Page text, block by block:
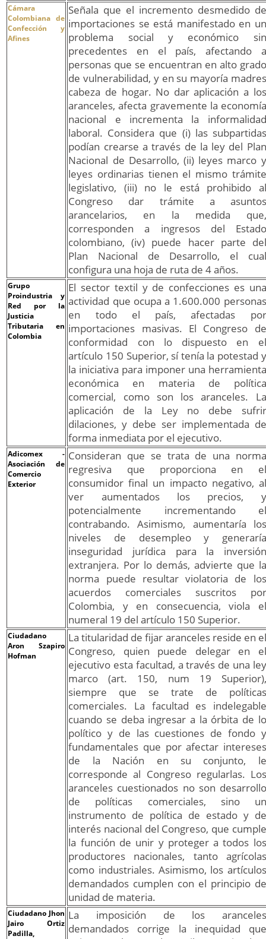
Cámara
Colombiana de
Confección y
Afines
Señala que el incremento desmedido de
importaciones se está manifestado en un
problema social y económico sin
precedentes en el país, afectando a
personas que se encuentran en alto grado
de vulnerabilidad, y en su mayoría madres
cabeza de hogar. No dar aplicación a los
aranceles, afecta gravemente la economía
nacional e incrementa la informalidad
laboral. Considera que (i) las subpartidas
podían crearse a través de la ley del Plan
Nacional de Desarrollo, (ii) leyes marco y
leyes ordinarias tienen el mismo trámite
legislativo, (iii) no le está prohibido al
Congreso dar trámite a asuntos
arancelarios, en la medida que,
corresponden a ingresos del Estado
colombiano, (iv) puede hacer parte del
Plan Nacional de Desarrollo, el cual
configura una hoja de ruta de 4 años.
Grupo
Proindustria y
Red por la
Justicia
Tributaria en
Colombia
El sector textil y de confecciones es una
actividad que ocupa a 1.600.000 personas
en todo el país, afectadas por
importaciones masivas. El Congreso de
conformidad con lo dispuesto en el
artículo 150 Superior, sí tenía la potestad y
la iniciativa para imponer una herramienta
económica en materia de política
comercial, como son los aranceles. La
aplicación de la Ley no debe sufrir
dilaciones, y debe ser implementada de
forma inmediata por el ejecutivo.
Adicomex -
Asociación de
Comercio
Exterior
Consideran que se trata de una norma
regresiva que proporciona en el
consumidor final un impacto negativo, al
ver aumentados los precios, y
potencialmente incrementando el
contrabando. Asimismo, aumentaría los
niveles de desempleo y generaría
inseguridad jurídica para la inversión
extranjera. Por lo demás, advierte que la
norma puede resultar violatoria de los
acuerdos comerciales suscritos por
Colombia, y en consecuencia, viola el
numeral 19 del artículo 150 Superior.
Ciudadano
Aron Szapiro
Hofman
La titularidad de fijar aranceles reside en el
Congreso, quien puede delegar en el
ejecutivo esta facultad, a través de una ley
marco (art. 150, num 19 Superior),
siempre que se trate de políticas
comerciales. La facultad es indelegable
cuando se deba ingresar a la órbita de lo
político y de las cuestiones de fondo y
fundamentales que por afectar intereses
de la Nación en su conjunto, le
corresponde al Congreso regularlas. Los
aranceles cuestionados no son desarrollo
de políticas comerciales, sino un
instrumento de política de estado y de
interés nacional del Congreso, que cumple
la función de unir y proteger a todos los
productores nacionales, tanto agrícolas
como industriales. Asimismo, los artículos
demandados cumplen con el principio de
unidad de materia.
Ciudadano Jhon
Jairo Ortiz
Padilla,
La imposición de los aranceles
demandados corrige la inequidad que